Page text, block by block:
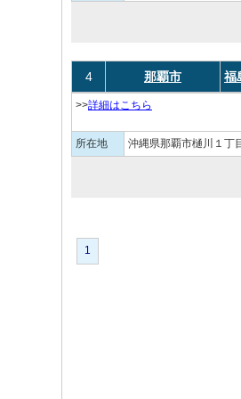
4 那覇市 福
>>詳細はこちら
所在地 沖縄県那覇市樋川１丁
1